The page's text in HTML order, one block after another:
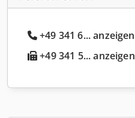
+49 341 6... anzeigen
+49 341 5... anzeigen